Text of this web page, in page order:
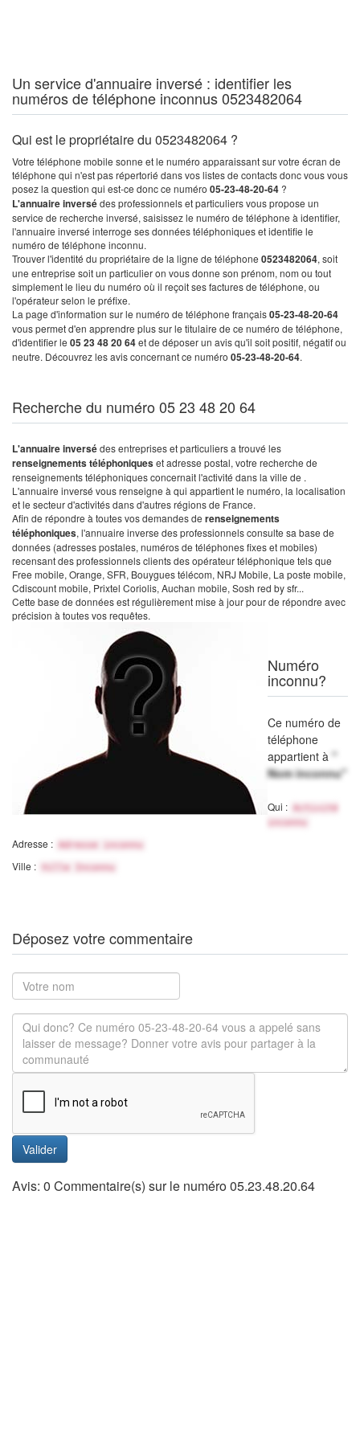
Un service d'annuaire inversé : identifier les
numéros de téléphone inconnus 0523482064
Qui est le propriétaire du 0523482064 ?
Votre téléphone mobile sonne et le numéro apparaissant sur votre écran de
téléphone qui n'est pas répertorié dans vos listes de contacts donc vous vous
posez la question qui est-ce donc ce numéro 05-23-48-20-64 ?
L'annuaire inversédes professionnels et particuliers vous propose un
service de recherche inversé, saisissez le numéro de téléphone à identifier,
l'annuaire inversé interroge ses données téléphoniques et identifie le
numéro de téléphone inconnu.
Trouver l'identité du propriétaire de la ligne de téléphone 0523482064, soit
une entreprise soit un particulier on vous donne son prénom, nom ou tout
simplement le lieu du numéro où il reçoit ses factures de téléphone, ou
l'opérateur selon le préfixe.
La page d'information sur le numéro de téléphone français05-23-48-20-64
vous permet d'en apprendre plus sur le titulaire de ce numéro de téléphone,
d'identifier le 05 23 48 20 64et de déposer un avis qu'il soit positif, négatif ou
neutre. Découvrez les avis concernant ce numéro 05-23-48-20-64.
Recherche du numéro 05 23 48 20 64
L'annuaire inversédes entreprises et particuliers a trouvé les
renseignements téléphoniqueset adresse postal, votre recherche de
renseignements téléphoniques concernait l'activité dans la ville de .
L'annuaire inversé vous renseigne à qui appartient le numéro, la localisation
et le secteur d'activités dans d'autres régions de France.
Afin de répondre à toutes vos demandes de renseignements
téléphoniques, l'annuaire inverse des professionnels consulte sa base de
données (adresses postales, numéros de téléphones fixes et mobiles)
recensant des professionnels clients des opérateur téléphonique tels que
Free mobile, Orange, SFR, Bouygues télécom, NRJ Mobile, La poste mobile,
Cdiscount mobile, Prixtel Coriolis, Auchan mobile, Sosh red by sfr...
Cette base de données est régulièrement mise à jour pour de répondre avec
précision à toutes vos requêtes.
Numéro
inconnu?
Ce numéro de
téléphone
appartient à "
Nom inconnu"
Qui :
Activité
inconnu
Adresse : Adresse inconnu
Ville : Ville Inconnu
Déposez votre commentaire
Valider
Avis: 0 Commentaire(s) sur le numéro 05.23.48.20.64